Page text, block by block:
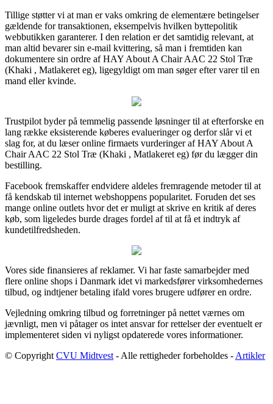
Tillige støtter vi at man er vaks omkring de elementære betingelser
gældende for transaktionen, eksempelvis hvilken byttepolitik
webbutikken garanterer. I den relation er det samtidig relevant, at
man altid bevarer sin e-mail kvittering, så man i fremtiden kan
dokumentere sin ordre af HAY About A Chair AAC 22 Stol Træ
(Khaki , Matlakeret eg), ligegyldigt om man søger efter varer til en
mand eller kvinde.
Trustpilot byder på temmelig passende løsninger til at efterforske en
lang række eksisterende køberes evalueringer og derfor slår vi et
slag for, at du læser online firmaets vurderinger af HAY About A
Chair AAC 22 Stol Træ (Khaki , Matlakeret eg) før du lægger din
bestilling.
Facebook fremskaffer endvidere aldeles fremragende metoder til at
få kendskab til internet webshoppens popularitet. Foruden det ses
mange online outlets hvor det er muligt at skrive en kritik af deres
køb, som ligeledes burde drages fordel af til at få et indtryk af
kundetilfredsheden.
Vores side finansieres af reklamer. Vi har faste samarbejder med
flere online shops i Danmark idet vi markedsfører virksomhedernes
tilbud, og indtjener betaling ifald vores brugere udfører en ordre.
Vejledning omkring tilbud og forretninger på nettet værnes om
jævnligt, men vi påtager os intet ansvar for rettelser der eventuelt er
implementeret siden vi nyligst opdaterede vores informationer.
© Copyright CVU Midtvest - Alle rettigheder forbeholdes - Artikler